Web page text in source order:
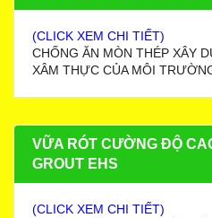
(CLICK XEM CHI TIẾT)
CHỐNG ĂN MÒN THÉP XÂY
XÂM THỰC CỦA MÔI
VỮA RÓT CƯỜNG ĐỘ
GROUT EHS
(CLICK XEM CHI TIẾT)